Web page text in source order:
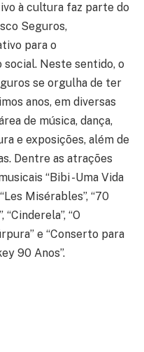
à cultura faz parte do
Seguros,
para o
Neste sentido, o
se orgulha de ter
anos, em diversas
de música, dança,
e exposições, além de
Dentre as atrações
“Bibi -Uma Vida
Misérables”, “70
“O
e “Conserto para
90 Anos”.